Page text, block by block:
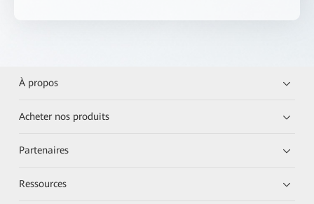
À propos
Acheter nos produits
Partenaires
Ressources